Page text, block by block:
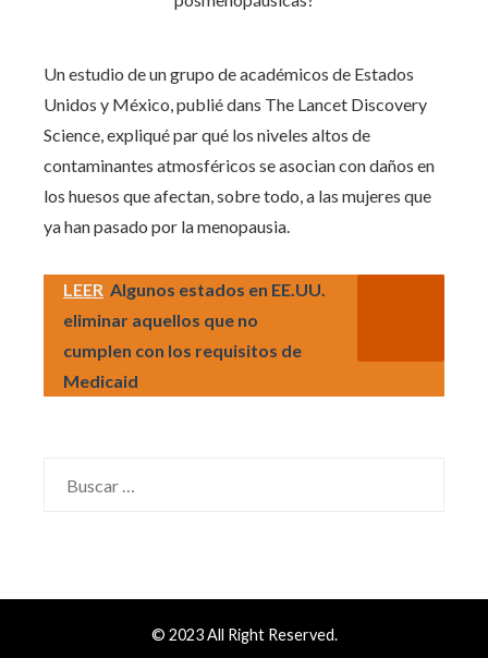
Un estudio de un grupo de académicos de Estados
Unidos y México, publié dans The Lancet Discovery
Science, expliqué par qué los niveles altos de
contaminantes atmosféricos se asocian con daños en
los huesos que afectan, sobre todo, a las mujeres que
ya han pasado por la menopausia.
LEER Algunos estados en EE.UU.
eliminar aquellos que no
cumplen con los requisitos de
Medicaid
© 2023 All Right Reserved.